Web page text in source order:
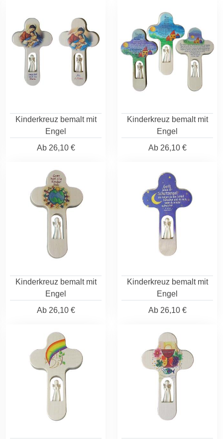
Kinderkreuz bemalt mit
Engel
Ab26,10 €
Kinderkreuz bemalt mit
Engel
Ab26,10 €
Kinderkreuz bemalt mit
Engel
Ab26,10 €
Kinderkreuz bemalt mit
Engel
Ab26,10 €